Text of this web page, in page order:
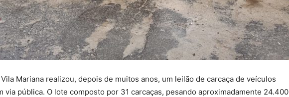
Mariana realizou, depois de muitos anos, um leilão de carcaça de veículos
via pública. O lote composto por 31 carcaças, pesando aproximadamente 24.400